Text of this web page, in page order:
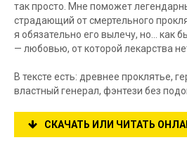
так просто. Мне поможет
страдающий от смертельного
я обязательно его вылечу, но… как
— любовью, от которой лекарства
В тексте есть: древнее проклятье,
властный генерал, фэнтези без
СКАЧАТЬ ИЛИ ЧИТАТЬ